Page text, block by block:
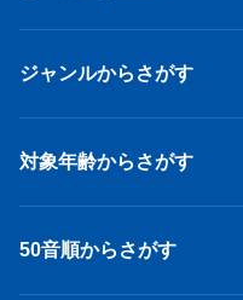
ジャンルからさがす
対象年齢からさがす
50音順からさがす